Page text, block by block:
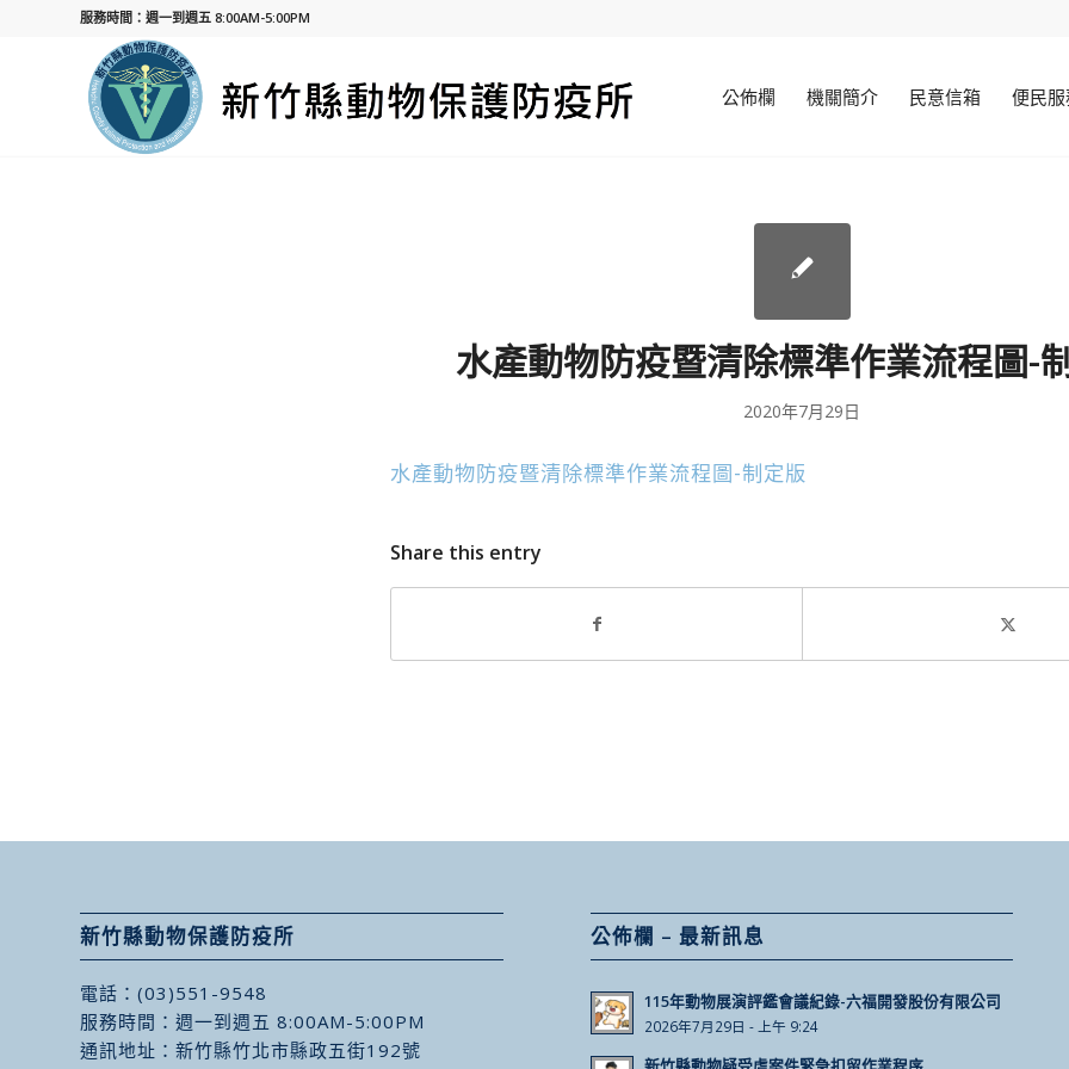
服務時間：週一到週五 8:00AM-5:00PM
公佈欄 機關簡介 民意信箱 便民
水產動物防疫暨清除標準作業流程圖-
2020年7月29日
水產動物防疫暨清除標準作業流程圖-制定版
Share this entry
新竹縣動物保護防疫所
電話： (03)551-9548
服務時間：週一到週五 8:00AM-5:00PM
通訊地址： 新竹縣竹北市縣政五街192號
公佈欄 – 最新訊息
115年動物展演評鑑會議紀錄-六福開發股份有限公司
2026年7月29日 - 上午 9:24